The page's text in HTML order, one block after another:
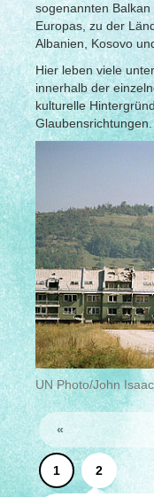
sogenannten
Europas, zu der
Albanien, Kosovo
Hier leben viele
innerhalb der
kulturelle
Glaubensrichtungen.
UN Photo/John Isaac
«
1 2